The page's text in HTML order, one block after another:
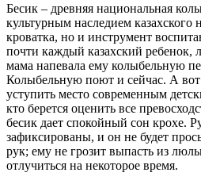
Бесик – древняя национальная
культурным наследием казахского
кроватка, но и инструмент
почти каждый казахский ребенок,
мама напевала ему колыбельную
Колыбельную поют и сейчас. А
уступить место современным
кто берется оценить все
бесик дает спокойный сон крохе.
зафиксированы, и он не будет
рук; ему не грозит выпасть из
отлучиться на некоторое время.